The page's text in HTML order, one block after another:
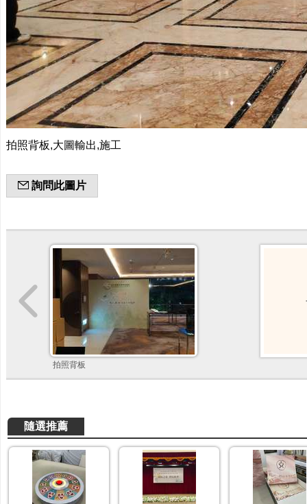
拍照背板,大圖輸出,施工
詢問此圖片
拍照背板
隨選推薦